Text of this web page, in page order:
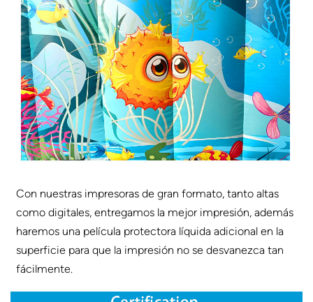
Con nuestras impresoras de gran formato, tanto altas
como digitales, entregamos la mejor impresión, además
haremos una película protectora líquida adicional en la
superficie para que la impresión no se desvanezca tan
fácilmente.